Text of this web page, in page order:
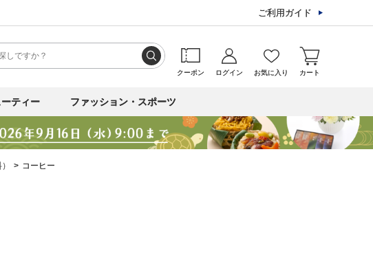
ご利用ガイド
クーポン ログイン お気に入り カート
ティー ファッション・スポーツ
コーヒー